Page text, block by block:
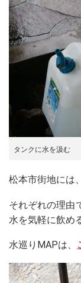
タンクに水を汲む
松本市街地には
それぞれの理由
水を気軽に飲め
水巡りMAPは、